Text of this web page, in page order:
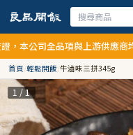
公司全品項與上游供應商均
首頁/輕鬆開飯/牛滷味三拼345g
1 / 1